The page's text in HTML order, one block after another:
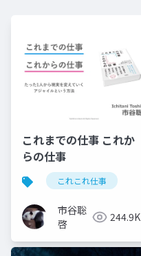
これまでの仕事 これか
らの仕事
これこれ仕事
市谷聡
啓
244.9K